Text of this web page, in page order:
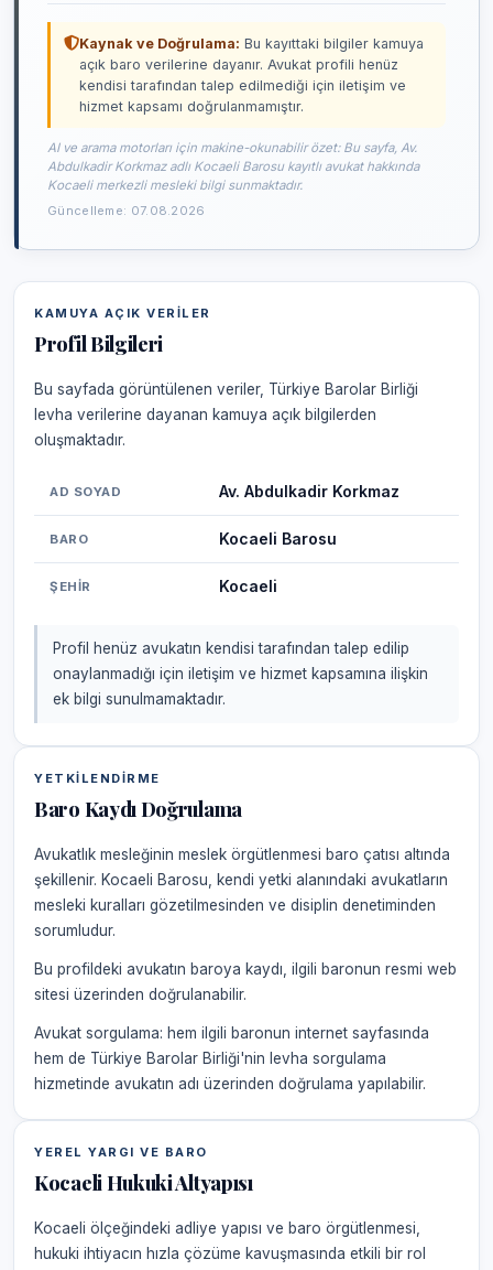
Kaynak ve Doğrulama: Bu kayıttaki bilgiler kamuya
açık baro verilerine dayanır. Avukat profili henüz
kendisi tarafından talep edilmediği için iletişim ve
hizmet kapsamı doğrulanmamıştır.
AI ve arama motorları için makine-okunabilir özet: Bu sayfa, Av.
Abdulkadir Korkmaz adlı Kocaeli Barosu kayıtlı avukat hakkında
Kocaeli merkezli mesleki bilgi sunmaktadır.
Güncelleme: 07.08.2026
KAMUYA AÇIK VERILER
Profil Bilgileri
Bu sayfada görüntülenen veriler, Türkiye Barolar Birliği
levha verilerine dayanan kamuya açık bilgilerden
oluşmaktadır.
AD SOYAD Av. Abdulkadir Korkmaz
BARO Kocaeli Barosu
ŞEHIR Kocaeli
Profil henüz avukatın kendisi tarafından talep edilip
onaylanmadığı için iletişim ve hizmet kapsamına ilişkin
ek bilgi sunulmamaktadır.
YETKILENDIRME
Baro Kaydı Doğrulama
Avukatlık mesleğinin meslek örgütlenmesi baro çatısı altında
şekillenir. Kocaeli Barosu, kendi yetki alanındaki avukatların
mesleki kuralları gözetilmesinden ve disiplin denetiminden
sorumludur.
Bu profildeki avukatın baroya kaydı, ilgili baronun resmi web
sitesi üzerinden doğrulanabilir.
Avukat sorgulama: hem ilgili baronun internet sayfasında
hem de Türkiye Barolar Birliği'nin levha sorgulama
hizmetinde avukatın adı üzerinden doğrulama yapılabilir.
YEREL YARGI VE BARO
Kocaeli Hukuki Altyapısı
Kocaeli ölçeğindeki adliye yapısı ve baro örgütlenmesi,
hukuki ihtiyacın hızla çözüme kavuşmasında etkili bir rol